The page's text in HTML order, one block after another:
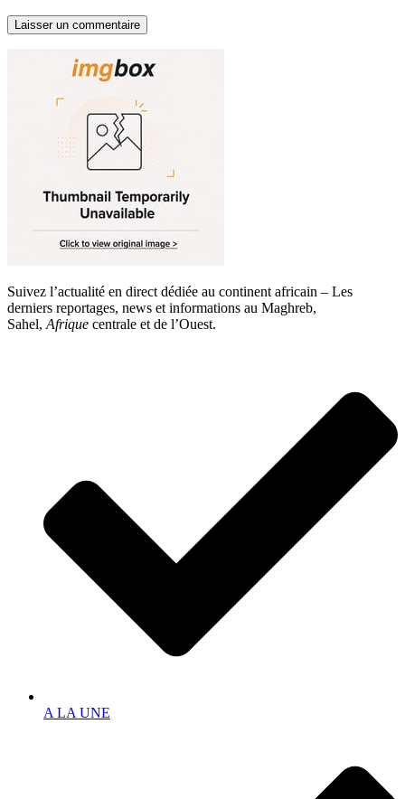
Suivez l’actualité en direct dédiée au continent africain – Les
derniers reportages, news et informations au Maghreb,
Sahel, Afrique centrale et de l’Ouest.
A LA UNE